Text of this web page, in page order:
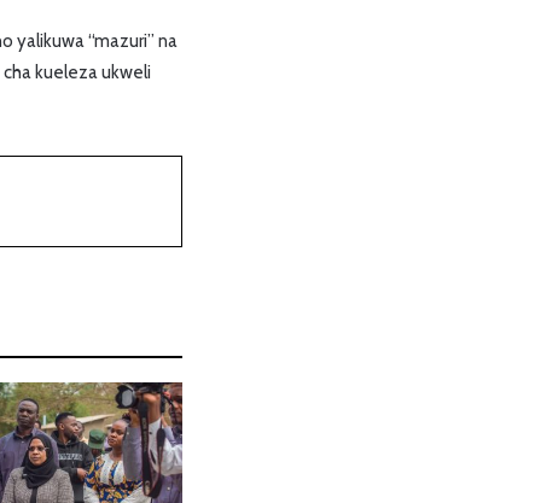
yalikuwa “mazuri” na
kueleza ukweli